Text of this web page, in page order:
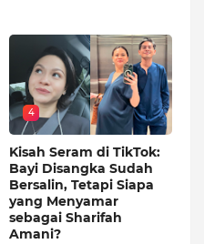
4
Kisah Seram di TikTok:
Bayi Disangka Sudah
Bersalin, Tetapi Siapa
yang Menyamar
sebagai Sharifah
Amani?